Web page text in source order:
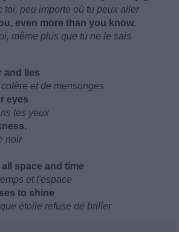
toi, peu importe où tu peux aller
even more than you know.
même plus que tu ne le sais
and lies
et de mensonges
eyes
tes yeux
noir
space and time
et l'espace
to shine
étoile refuse de briller